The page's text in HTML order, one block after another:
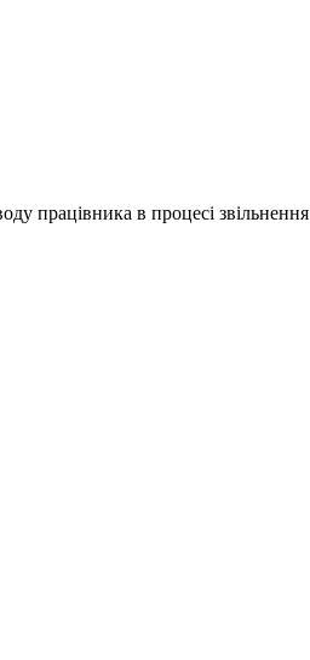
працівника в процесі звільнення